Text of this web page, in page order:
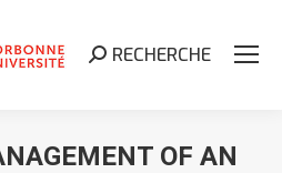
Search:
RECHERCHE
OF AN